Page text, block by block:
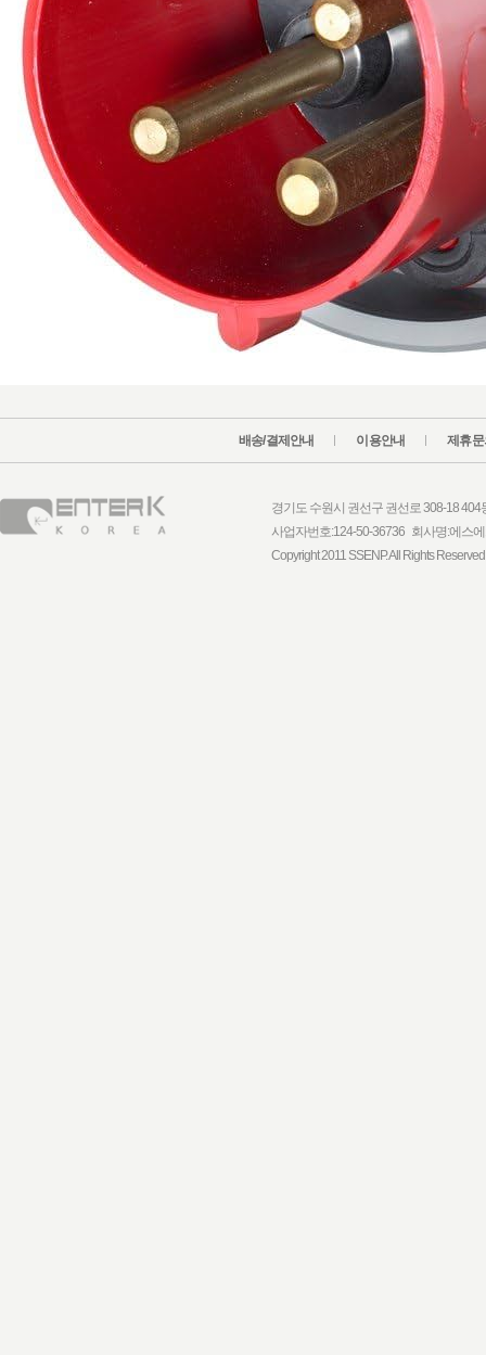
배송/결제안내 이용안내 제휴문
경기도 수원시 권선구 권선로 308-18
사업자번호:124-50-36736 회사명:에스
Copyright 2011 SSENP. All Rights Reserved